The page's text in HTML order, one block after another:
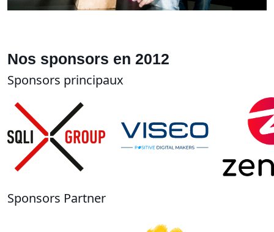
Nos sponsors en 2012
Sponsors principaux
Sponsors Partner